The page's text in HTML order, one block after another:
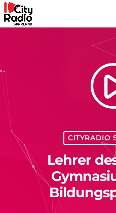
CITYRADIO
Lehrer